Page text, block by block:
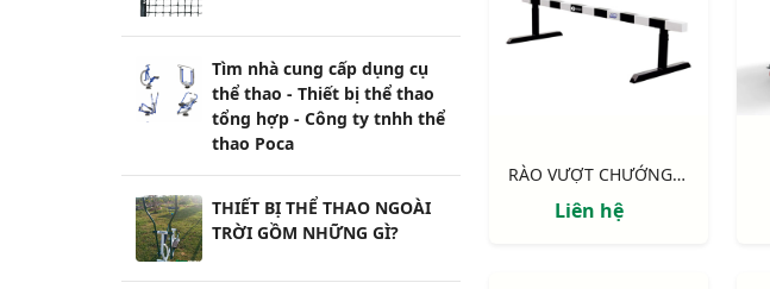
Tìm nhà cung cấp dụng cụ
thể thao - Thiết bị thể thao
tổng hợp - Công ty tnhh thể
thao Poca
THIẾT BỊ THỂ THAO NGOÀI
TRỜI GỒM NHỮNG GÌ?
RÀO VƯỢT CHƯỚNG NGẠI VẬT DI ĐỘNG
Liên hệ